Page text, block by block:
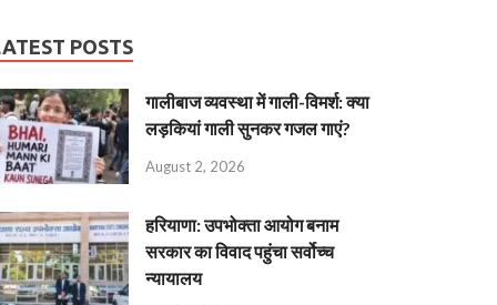
POSTS
गालीबाज व्‍यवस्‍था में गाली-विमर्श: क्या
लड़कियां गाली सुनकर गजल गाएं?
August 2, 2026
हरियाणा: उपभोक्ता आयोग बनाम
सरकार का विवाद पहुंचा सर्वोच्च
न्यायालय